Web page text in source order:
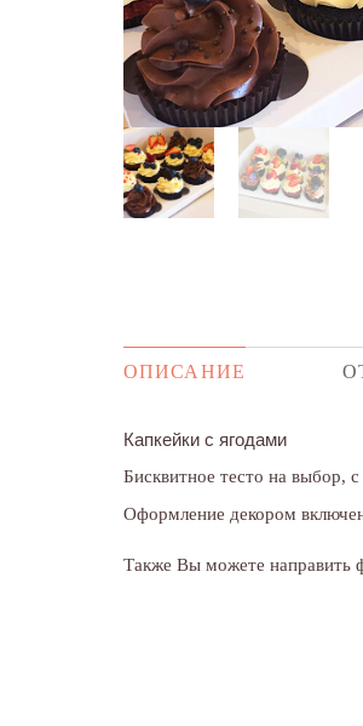
ОПИСАНИЕ
Капкейки с ягодами
Бисквитное тесто на выбор,
Оформление декором
Также Вы можете направить